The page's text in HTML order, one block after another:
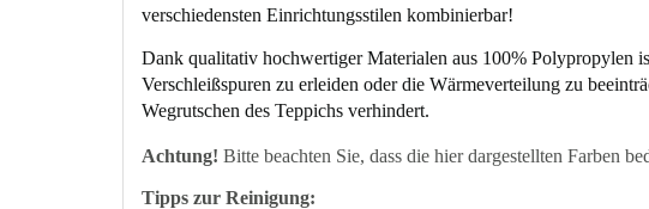
verschiedensten Einrichtungsstilen kombinierbar!
Dank qualitativ hochwertiger Materialen aus 100% Polypropylen
Verschleißspuren zu erleiden oder die Wärmeverteilung zu
Wegrutschen des Teppichs verhindert.
Achtung! Bitte beachten Sie, dass die hier dargestellten Farben
Tipps zur Reinigung: